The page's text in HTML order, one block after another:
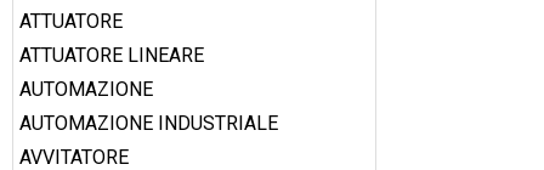
ATTUATORE
ATTUATORE LINEARE
AUTOMAZIONE
AUTOMAZIONE INDUSTRIALE
AVVITATORE